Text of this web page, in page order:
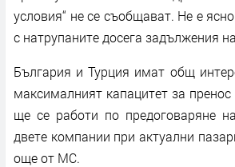
условия“ не се съобщават. Не е
с натрупаните досега задължения на
България и Турция имат общ
максималният капацитет за
ще се работи по предоговаряне
двете компании при актуални
още от МС.